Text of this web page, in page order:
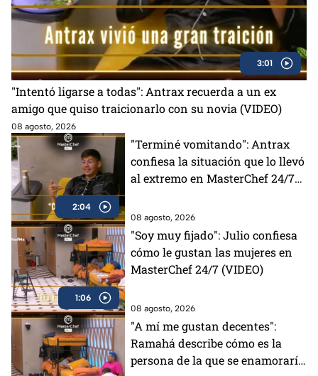
3:01
"Intentó ligarse a todas": Antrax recuerda a un ex
amigo que quiso traicionarlo con su novia (VIDEO)
08 agosto, 2026
2:04
"Terminé vomitando": Antrax
confiesa la situación que lo llevó
al extremo en MasterChef 24/7
08 agosto, 2026
1:06
"Soy muy fijado": Julio confiesa
cómo le gustan las mujeres en
MasterChef 24/7 (VIDEO)
08 agosto, 2026
"A mí me gustan decentes":
Ramahá describe cómo es la
persona de la que se enamoraría